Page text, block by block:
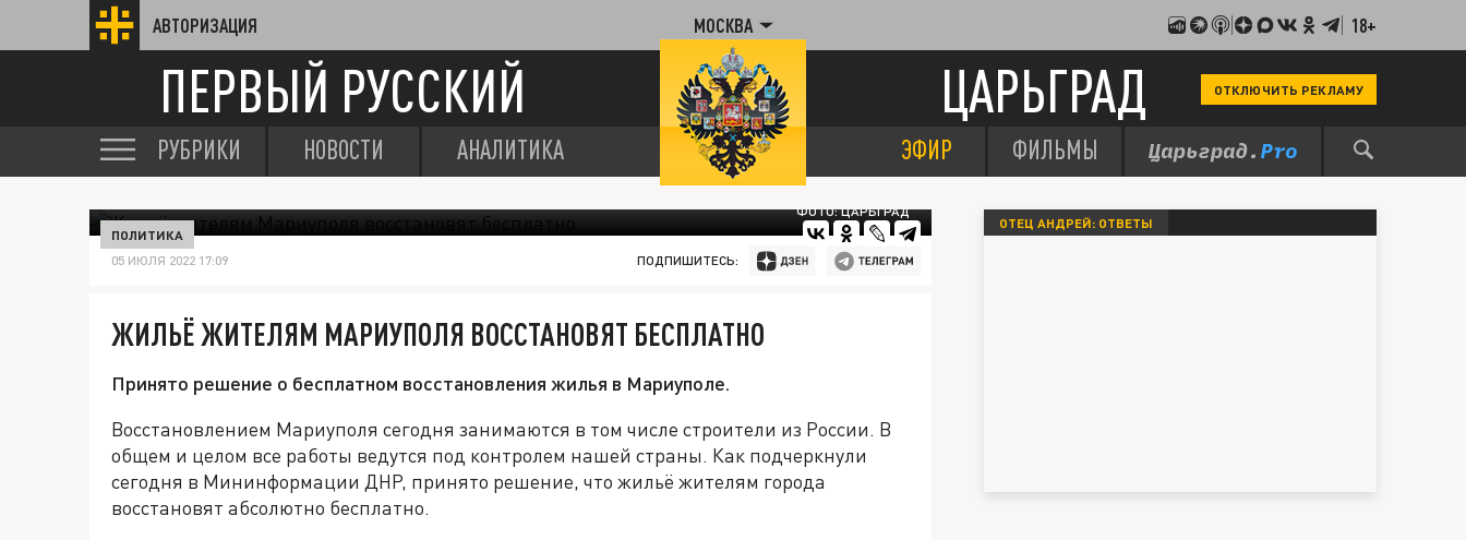
АВТОРИЗАЦИЯ МОСКВА 18+
ПЕРВЫЙ РУССКИЙ ЦАРЬГРАД ОТКЛЮЧИТЬ РЕКЛАМУ
РУБРИКИ НОВОСТИ АНАЛИТИКА ЭФИР ФИЛЬМЫ
ФОТО: ЦАРЬГРАД
ПОЛИТИКА
05 ИЮЛЯ 2022 17:09 ПОДПИШИТЕСЬ:
ЖИЛЬЁ ЖИТЕЛЯМ МАРИУПОЛЯ ВОССТАНОВЯТ БЕСПЛАТНО
Принято решение о бесплатном восстановления жилья в Мариуполе.
Восстановлением Мариуполя сегодня занимаются в том числе строители из России. В
общем и целом все работы ведутся под контролем нашей страны. Как подчеркнули
сегодня в Мининформации ДНР, принято решение, что жильё жителям города
восстановят абсолютно бесплатно.
ОТЕЦ АНДРЕЙ: ОТВЕТЫ